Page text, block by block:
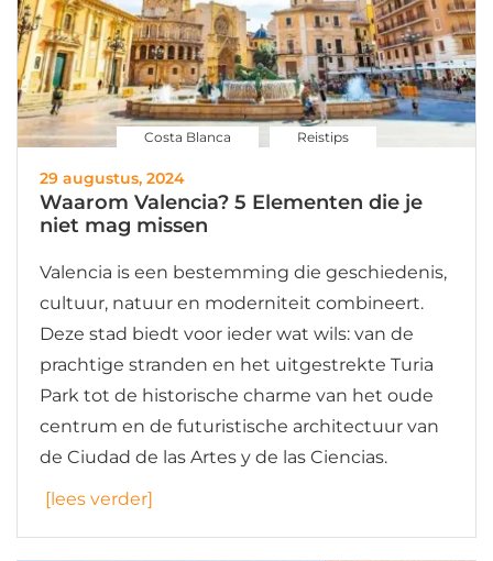
Costa Blanca Reistips
29 augustus, 2024
Waarom Valencia? 5 Elementen die je
niet mag missen
Valencia is een bestemming die geschiedenis,
cultuur, natuur en moderniteit combineert.
Deze stad biedt voor ieder wat wils: van de
prachtige stranden en het uitgestrekte Turia
Park tot de historische charme van het oude
centrum en de futuristische architectuur van
de Ciudad de las Artes y de las Ciencias.
[lees verder]